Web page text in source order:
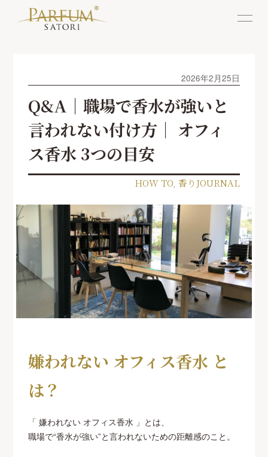
2026年2月25日
Q&A｜職場で香水が強いと
言われない付け方｜ オフィ
ス香水 3つの目安
HOW TO, 香りJOURNAL
嫌われない オフィス香水 と
は？
「 嫌われない オフィス香水 」とは、
職場で“香水が強い”と言われないための距離感のこと。